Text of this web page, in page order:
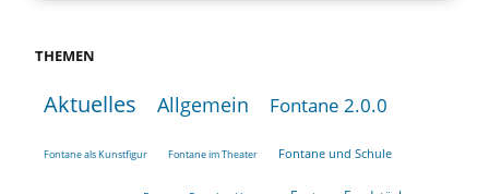
THEMEN
Aktuelles Allgemein Fontane 2.0.0
Fontane als Kunstfigur Fontane im Theater Fontane und Schule